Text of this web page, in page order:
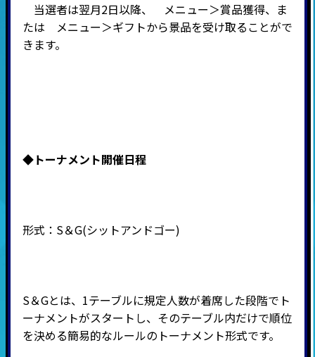
当選者は翌月2日以降、 メニュー＞賞品獲得、ま
たは メニュー＞ギフトから景品を受け取ることがで
きます。
◆トーナメント開催日程
形式： S＆G(シットアンドゴー)
S＆Gとは、1テーブルに規定人数が着席した段階でト
ーナメントがスタートし、そのテーブル内だけで順位
を決める簡易的なルールのトーナメント形式です。